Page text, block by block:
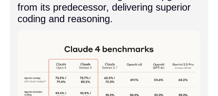
from its predecessor, delivering superior
coding and reasoning.